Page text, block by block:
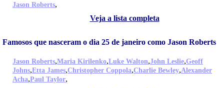
Jason Roberts,
Veja a lista completa
Famosos que nasceram o dia 25 de janeiro como Jason Roberts
Jason Roberts,Maria Kirilenko,Luke Walton,John Leslie,Geoff
Johns,Etta James,Christopher Coppola,Charlie Bewley,Alexander
Acha,Paul Taylor,